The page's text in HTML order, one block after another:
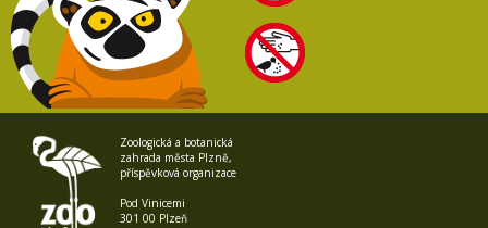
Zoologická a botanická
zahrada města Plzně,
příspěvková organizace
Pod Vinicemi
301 00 Plzeň